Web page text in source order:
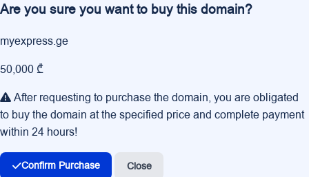
Are you sure you want to buy this domain?
myexpress.ge
50,000 ₾
After requesting to purchase the domain, you are obligated
to buy the domain at the specified price and complete payment
within 24 hours!
Confirm Purchase Close